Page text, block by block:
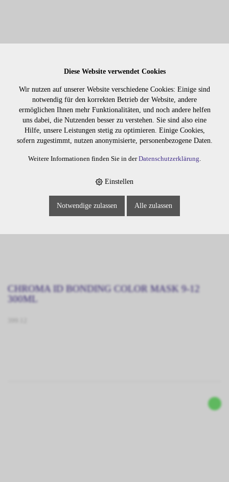
CHROMA ID BONDING COLOR MASK 8-46
CHROMA ID BONDING COLOR MASK 9-12
300ML
Diese Website verwendet Cookies
Wir nutzen auf unserer Website verschiedene Cookies: Einige sind
notwendig für den korrekten Betrieb der Website, andere
ermöglichen Ihnen mehr Funktionalitäten, und noch andere helfen
uns dabei, die Nutzenden besser zu verstehen. Sie sind also eine
Hilfe, unsere Leistungen stetig zu optimieren. Einige Cookies,
sofern zugestimmt, nutzen anonymisierte, personenbezogene Daten.
Weitere Informationen finden Sie in derDatenschutzerklärung.
Einstellen
Notwendige zulassen Alle zulassen